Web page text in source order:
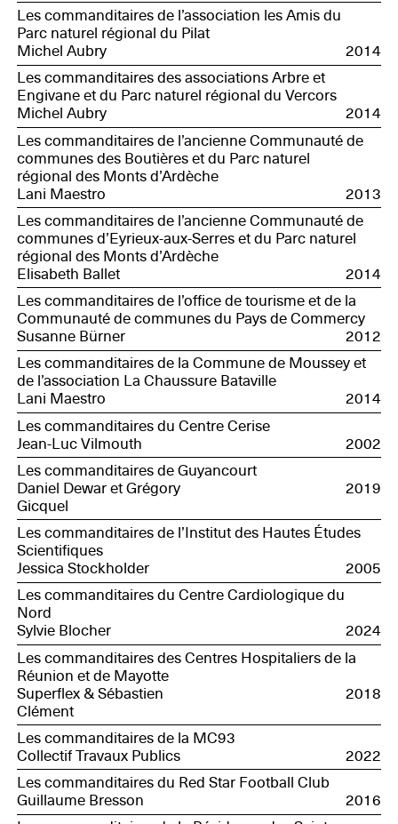
Les commanditaires de l’association les Amis du
Parc naturel régional du Pilat
Michel Aubry
2014
Les commanditaires des associations Arbre et
Engivane et du Parc naturel régional du Vercors
Michel Aubry
2014
Les commanditaires de l’ancienne Communauté de
communes des Boutières et du Parc naturel
régional des Monts d’Ardèche
Lani Maestro
2013
Les commanditaires de l’ancienne Communauté de
communes d’Eyrieux-aux-Serres et du Parc naturel
régional des Monts d’Ardèche
Elisabeth Ballet
2014
Les commanditaires de l’office de tourisme et de la
Communauté de communes du Pays de Commercy
Susanne Bürner
2012
Les commanditaires de la Commune de Moussey et
de l’association La Chaussure Bataville
Lani Maestro
2014
Les commanditaires du Centre Cerise
Jean-Luc Vilmouth
2002
Les commanditaires de Guyancourt
Daniel Dewar et Grégory
Gicquel
2019
Les commanditaires de l’Institut des Hautes Études
Scientifiques
Jessica Stockholder
2005
Les commanditaires du Centre Cardiologique du
Nord
Sylvie Blocher
2024
Les commanditaires des Centres Hospitaliers de la
Réunion et de Mayotte
Superflex & Sébastien
Clément
2018
Les commanditaires de la MC93
Collectif Travaux Publics
2022
Les commanditaires du Red Star Football Club
Guillaume Bresson
2016